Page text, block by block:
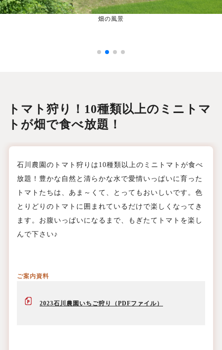
畑の風景
トマト狩り！10種類以上のミニトマ
トが畑で食べ放題！
石川農園のトマト狩りは10種類以上のミニトマトが食べ
放題！豊かな自然と清らかな水で愛情いっぱいに育った
トマトたちは、あま～くて、とってもおいしいです。色
とりどりのトマトに囲まれているだけで楽しくなってき
ます。お腹いっぱいになるまで、もぎたてトマトを楽し
んで下さい♪
ご案内資料
2023石川農園いちご狩り